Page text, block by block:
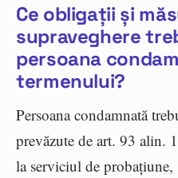
Ce obligații și
supraveghere
persoana
termenului?
Persoana condamnată
prevăzute de art. 93 alin.
la serviciul de probațiune,